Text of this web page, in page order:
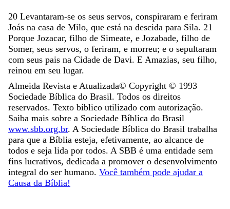
20 Levantaram-se os seus servos, conspiraram e feriram
Joás na casa de Milo, que está na descida para Sila. 21
Porque Jozacar, filho de Simeate, e Jozabade, filho de
Somer, seus servos, o feriram, e morreu; e o sepultaram
com seus pais na Cidade de Davi. E Amazias, seu filho,
reinou em seu lugar.
Almeida Revista e Atualizada© Copyright © 1993
Sociedade Bíblica do Brasil. Todos os direitos
reservados. Texto bíblico utilizado com autorização.
Saiba mais sobre a Sociedade Bíblica do Brasil
www.sbb.org.br. A Sociedade Bíblica do Brasil trabalha
para que a Bíblia esteja, efetivamente, ao alcance de
todos e seja lida por todos. A SBB é uma entidade sem
fins lucrativos, dedicada a promover o desenvolvimento
integral do ser humano. Você também pode ajudar a
Causa da Bíblia!